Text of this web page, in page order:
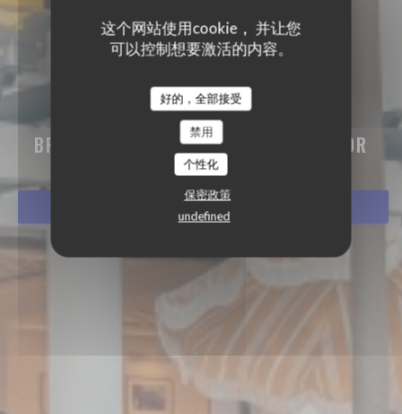
这个网站使用cookie， 并让您
可以控制想要激活的内容。
好的，全部接受
禁用
个性化
保密政策
undefined
BISTRO BALNÉAIRE
BRASSERIE - RESTAURANT HOSSEGOR